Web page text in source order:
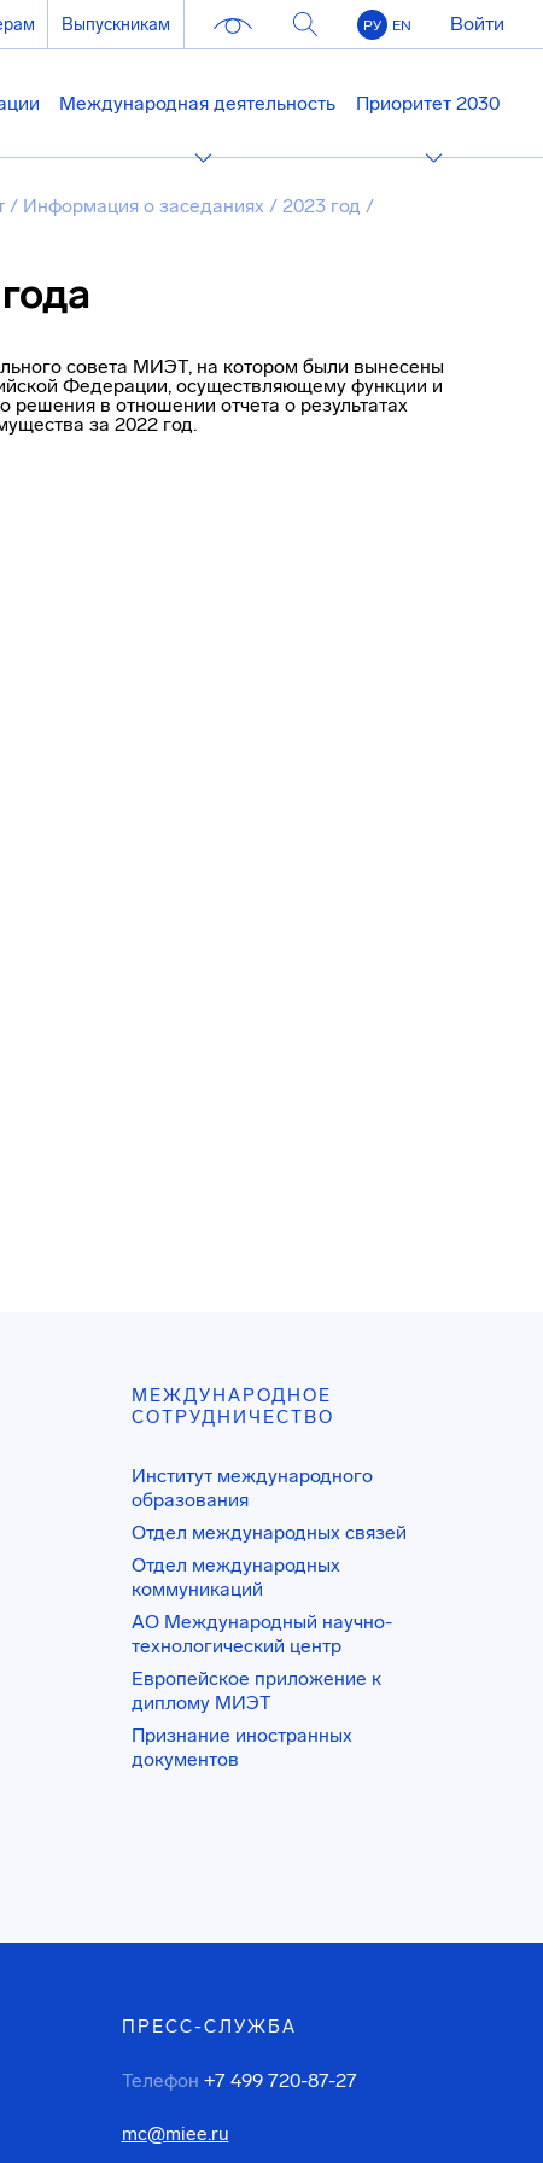
Выпускникам РУ EN Войти
Международная деятельность Приоритет 2030
/ Информация о заседаниях / 2023 год /
совета МИЭТ, на котором были вынесены
Федерации, осуществляющему функции и
решения в отношении отчета о результатах
за 2022 год.
МЕЖДУНАРОДНОЕ
СОТРУДНИЧЕСТВО
Институт международного
образования
Отдел международных связей
Отдел международных
коммуникаций
АО Международный научно-
технологический центр
Европейское приложение к
диплому МИЭТ
Признание иностранных
документов
ПРЕСС-СЛУЖБА
Телефон +7 499 720-87-27
mc@miee.ru